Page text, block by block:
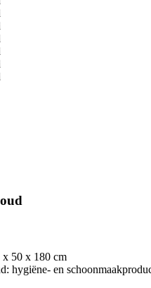
x 50 x 180 cm
hygiëne- en